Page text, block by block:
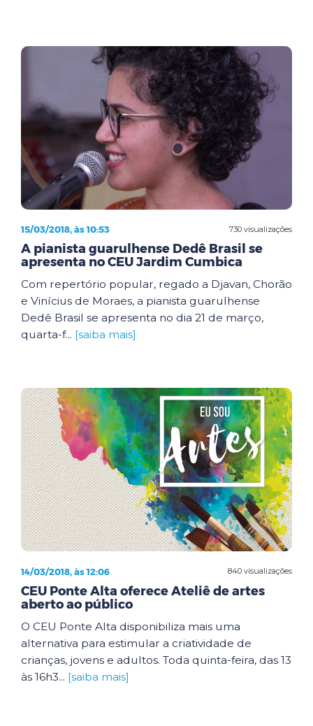
730 visualizações
15/03/2018, às 10:53
A pianista guarulhense Dedê Brasil se
apresenta no CEU Jardim Cumbica
Com repertório popular, regado a Djavan, Chorão
e Vinícius de Moraes, a pianista guarulhense
Dedê Brasil se apresenta no dia 21 de março,
quarta-f... [saiba mais]
840 visualizações
14/03/2018, às 12:06
CEU Ponte Alta oferece Ateliê de artes
aberto ao público
O CEU Ponte Alta disponibiliza mais uma
alternativa para estimular a criatividade de
crianças, jovens e adultos. Toda quinta-feira, das 13
às 16h3... [saiba mais]